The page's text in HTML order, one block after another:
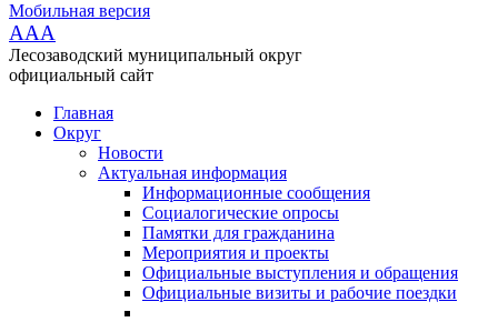
Мобильная версия
AAA
Лесозаводский муниципальный округ
официальный сайт
Главная
Округ
Новости
Актуальная информация
Информационные сообщения
Социалогические опросы
Памятки для гражданина
Мероприятия и проекты
Официальные выступления и обращения
Официальные визиты и рабочие поездки